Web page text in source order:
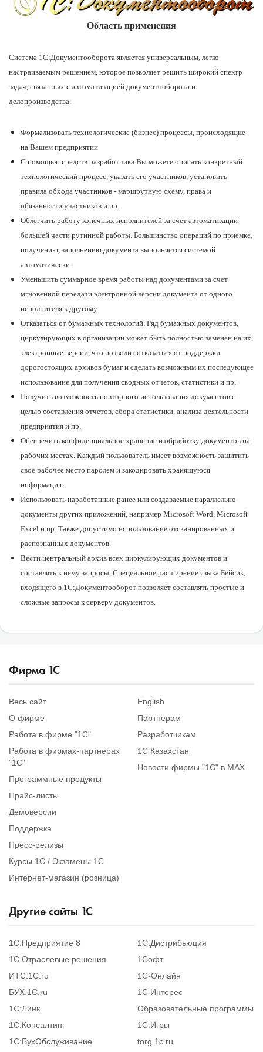
1С:Игры
Область применения
Система 1С:Документооборота является универсальным, легко
настраиваемым решением, которое позволяет решить широкий спектр
задач, связанных с автоматизацией документооборота и
делопроизводства:
Формализовать технологические (бизнес) процессы, происходящие
на Вашем предприятии
С помощью средств разработчика Вы можете описать конкретный
технологический процесс, указать его участников, установить
правила обхода участников - маршрутную схему, права и
обязанности участников и пр.
Облегчить работу конечных исполнителей за счет автоматизации
большей части рутинной работы. Большинство операций по приемке,
получению, заполнению документа выполняется системой
автоматически.
Уменьшить суммарное время работы над документами за счет
мгновенной передачи электронной версии документа от одного
исполнителя к другому.
Отказаться от бумажных технологий. Ряд бумажных документов,
циркулирующих в организации может быть полностью заменен на их
электронные версии, что позволит отказаться от поддержки
дорогостоящих архивов бумаг и сделать возможным их последующее
использование для получения сводных отчетов, статистики и пр.
Получить возможность повторного использования документов с
целью составления отчетов, сбора статистики, анализа деятельности
предприятия и пр.
Обеспечить конфиденциальное хранение и обработку документов на
рабочих местах. Каждый пользователь имеет возможность защитить
свое рабочее место паролем и закодировать хранящуюся
информацию
Использовать наработанные ранее или создаваемые параллельно
документы других приложений, например Microsoft Word, Microsoft
Excel и пр. Также допустимо использование отсканированных и
распознанных документов.
Вести центральный архив всех циркулирующих документов и
составлять к нему запросы. Специальное расширение языка Бейсик,
входящего в 1С:Документооборот позволяет составлять простые и
сложные запросы к серверу документов.
Фирма 1С
Весь сайт
О фирме
Работа в фирме "1С"
Работа в фирмах-партнерах
"1С"
Программные продукты
Прайс-листы
Демоверсии
Поддержка
Пресс-релизы
Курсы 1С / Экзамены 1С
Интернет-магазин (розница)
English
Партнерам
Разработчикам
1С Казахстан
Новости фирмы "1С" в MAX
Другие сайты 1С
1С:Предприятие 8
1С Отраслевые решения
ИТС.1C.ru
БУХ.1С.ru
1С:Линк
1С:Консалтинг
1С:БухОбслуживание
1С:Дистрибьюция
1Софт
1С-Онлайн
1С Интерес
Образовательные программы
1С:Игры
torg.1c.ru